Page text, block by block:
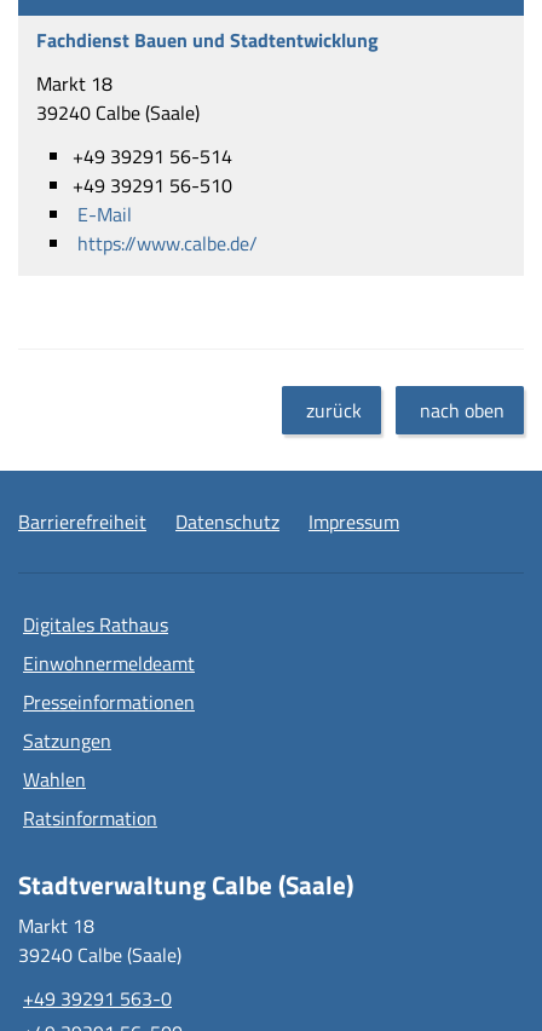
Fachdienst Bauen und Stadtentwicklung
Markt 18
39240 Calbe (Saale)
+49 39291 56-514
+49 39291 56-510
E-Mail
https://www.calbe.de/
zurück nach oben
Barrierefreiheit Datenschutz Impressum
Digitales Rathaus
Einwohnermeldeamt
Presseinformationen
Satzungen
Wahlen
Ratsinformation
Stadtverwaltung Calbe (Saale)
Markt 18
39240 Calbe (Saale)
+49 39291 563-0